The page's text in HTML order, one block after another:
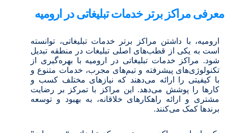
معرفی مراکز برتر خدمات تبلیغاتی در ارومیه
ارومیه، با داشتن مراکز برتر خدمات تبلیغاتی، توانسته
است به یکی از قطب‌های اصلی تبلیغات در منطقه تبدیل
شود. مراکز خدمات تبلیغاتی در ارومیه با بهره‌گیری از
تکنولوژی‌های پیشرفته و تیم‌های مجرب، خدمات متنوع و
با کیفیتی را ارائه می‌دهند که نیازهای مختلف کسب و
کارها را پوشش می‌دهد. این مراکز با تمرکز بر رضایت
مشتری و ارائه راهکارهای خلاقانه، به بهبود و توسعه
برندها کمک می‌کنند.